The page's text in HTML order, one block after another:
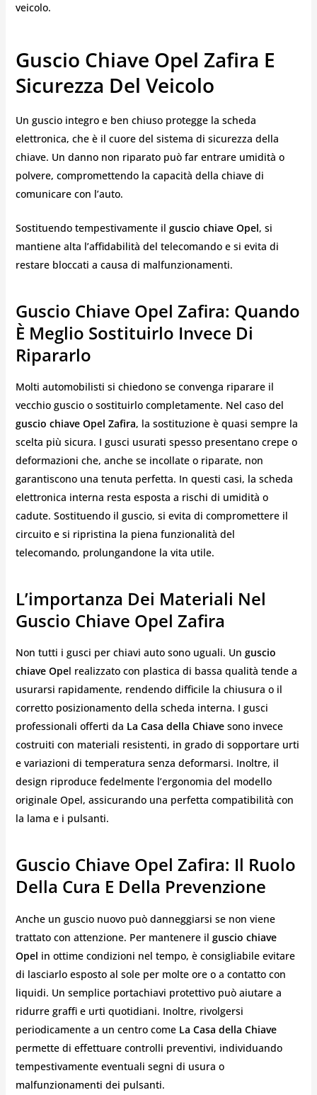
veicolo.
Guscio Chiave Opel Zafira E
Sicurezza Del Veicolo
Un guscio integro e ben chiuso protegge la scheda
elettronica, che è il cuore del sistema di sicurezza della
chiave. Un danno non riparato può far entrare umidità o
polvere, compromettendo la capacità della chiave di
comunicare con l’auto.
Sostituendo tempestivamente il guscio chiave Opel, si
mantiene alta l’affidabilità del telecomando e si evita di
restare bloccati a causa di malfunzionamenti.
Guscio Chiave Opel Zafira: Quando
È Meglio Sostituirlo Invece Di
Ripararlo
Molti automobilisti si chiedono se convenga riparare il
vecchio guscio o sostituirlo completamente. Nel caso del
guscio chiave Opel Zafira, la sostituzione è quasi sempre la
scelta più sicura. I gusci usurati spesso presentano crepe o
deformazioni che, anche se incollate o riparate, non
garantiscono una tenuta perfetta. In questi casi, la scheda
elettronica interna resta esposta a rischi di umidità o
cadute. Sostituendo il guscio, si evita di compromettere il
circuito e si ripristina la piena funzionalità del
telecomando, prolungandone la vita utile.
L’importanza Dei Materiali Nel
Guscio Chiave Opel Zafira
Non tutti i gusci per chiavi auto sono uguali. Un guscio
chiave Opel realizzato con plastica di bassa qualità tende a
usurarsi rapidamente, rendendo difficile la chiusura o il
corretto posizionamento della scheda interna. I gusci
professionali offerti da La Casa della Chiavesono invece
costruiti con materiali resistenti, in grado di sopportare urti
e variazioni di temperatura senza deformarsi. Inoltre, il
design riproduce fedelmente l’ergonomia del modello
originale Opel, assicurando una perfetta compatibilità con
la lama e i pulsanti.
Guscio Chiave Opel Zafira: Il Ruolo
Della Cura E Della Prevenzione
Anche un guscio nuovo può danneggiarsi se non viene
trattato con attenzione. Per mantenere il guscio chiave
Opel in ottime condizioni nel tempo, è consigliabile evitare
di lasciarlo esposto al sole per molte ore o a contatto con
liquidi. Un semplice portachiavi protettivo può aiutare a
ridurre graffi e urti quotidiani. Inoltre, rivolgersi
periodicamente a un centro come La Casa della Chiave
permette di effettuare controlli preventivi, individuando
tempestivamente eventuali segni di usura o
malfunzionamenti dei pulsanti.